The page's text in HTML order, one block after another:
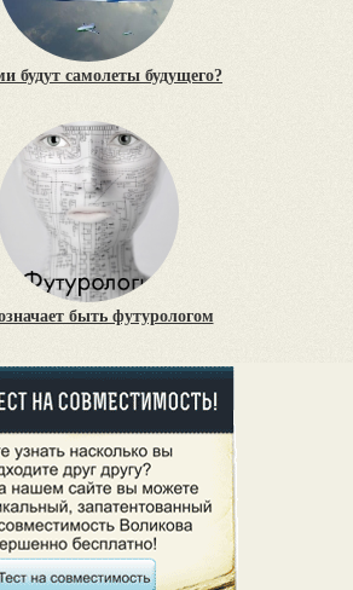
будут самолеты будущего?
быть футурологом